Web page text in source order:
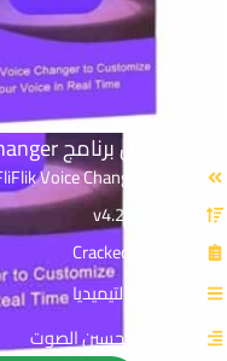
تحميل برنامج FliFlik Voice Changer | لتغير الأصوات
القسم: مالتيميديا
التصنيف: تحسين الصوت